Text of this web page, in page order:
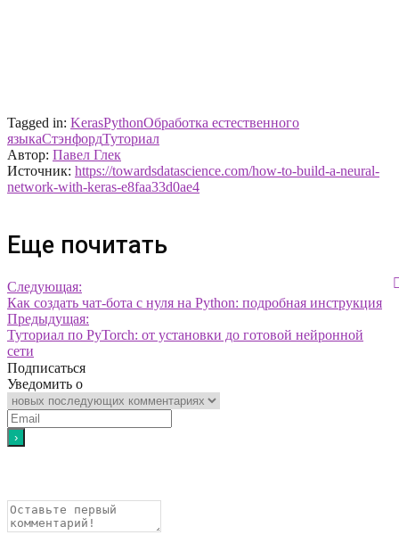
Tagged in: KerasPythonОбработка естественного
языкаСтэнфордТуториал
Автор: Павел Глек
Источник: https://towardsdatascience.com/how-to-build-a-neural-
network-with-keras-e8faa33d0ae4
Еще почитать
Следующая:
Как создать чат-бота с нуля на Python: подробная инструкция
Предыдущая:
Туториал по PyTorch: от установки до готовой нейронной
сети
Подписаться
Уведомить о